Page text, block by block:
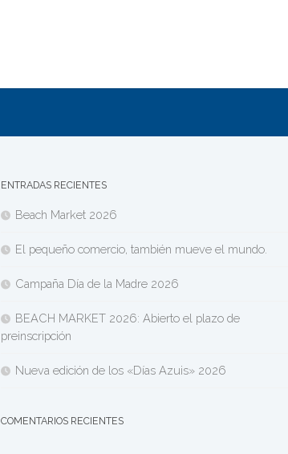
ENTRADAS RECIENTES
Beach Market 2026
El pequeño comercio, también mueve el mundo.
Campaña Día de la Madre 2026
BEACH MARKET 2026: Abierto el plazo de
preinscripción
Nueva edición de los «Días Azuis» 2026
COMENTARIOS RECIENTES